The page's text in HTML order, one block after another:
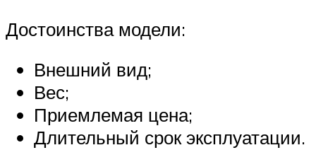
Достоинства модели:
Внешний вид;
Вес;
Приемлемая цена;
Длительный срок эксплуатации.